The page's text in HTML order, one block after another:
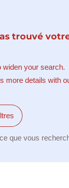
trouvé
widen your search.
more details with
que vous